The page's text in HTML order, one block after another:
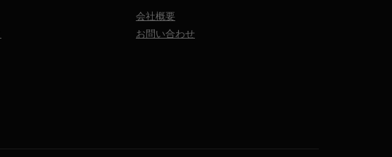
会社概要
お問い合わせ